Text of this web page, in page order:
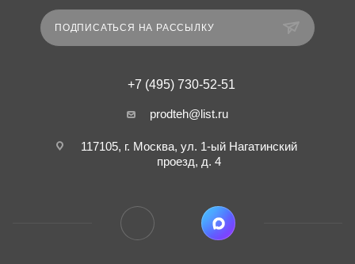
ПОДПИСАТЬСЯ НА РАССЫЛКУ
+7 (495) 730-52-51
prodteh@list.ru
117105, г. Москва, ул. 1-ый Нагатинский
проезд, д. 4